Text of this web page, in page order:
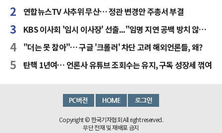
연합뉴스TV 사추위 무산… 정관 변경안 주총서 부결
KBS 이사회 '임시 이사장' 선출..."임명 지연 공백 방치 않을 것"
"더는 못 참아"… 구글 '크롤러' 차단 고려 해외언론들, 왜?
탄핵 1년여… 언론사 유튜브 조회수는 유지, 구독 성장세 꺾여
Copyright © 한국기자협회 All right reserved.
무단 전재 및 재배포 금지